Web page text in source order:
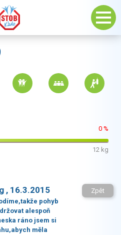
0 %
12 kg
, 16.3.2015
pohyb
alespoň
ráno jsem si
měla
Zpět